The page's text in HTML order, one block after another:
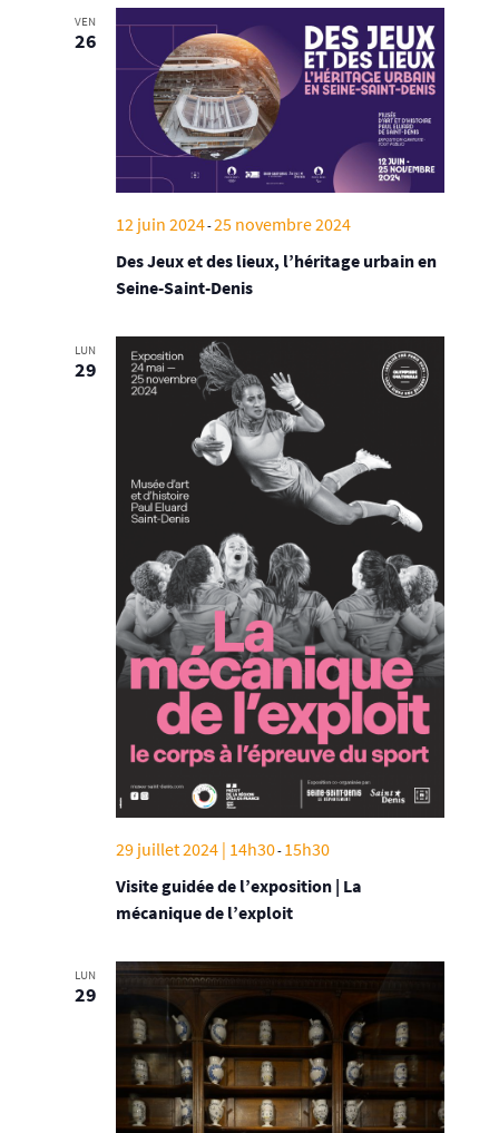
VEN
26
Des Jeux et des lieux, l’héritage urbain en
Seine-Saint-Denis
12 juin 2024-25 novembre 2024
LUN
29
Visite guidée de l’exposition | La
mécanique de l’exploit
29 juillet 2024 | 14h30- 15h30
LUN
29